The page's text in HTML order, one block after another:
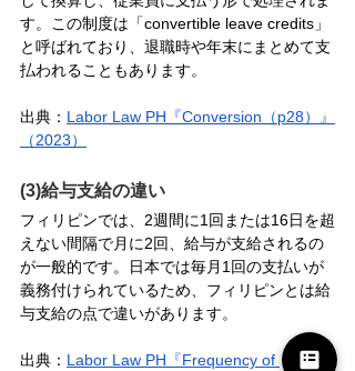
す。この制度は「convertible leave credits」
と呼ばれており、退職時や年末にまとめて支
払われることもあります。
出典： Labor Law PH『Conversion（p28）』
（2023）
(3)給与支給の違い
フィリピンでは、2週間に1回または16日を超
えない間隔で月に2回、給与が支給されるの
が一般的です。日本では毎月1回の支払いが
義務付けられているため、フィリピンとは給
与支給の点で違いがあります。
出典： Labor Law PH『Frequency of